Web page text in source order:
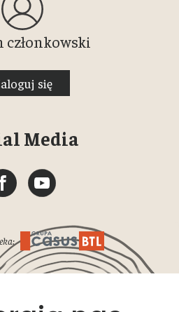
członkowski
się
Media